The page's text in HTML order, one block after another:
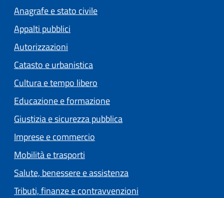
Anagrafe e stato civile
Appalti pubblici
Autorizzazioni
Catasto e urbanistica
Cultura e tempo libero
Educazione e formazione
Giustizia e sicurezza pubblica
Imprese e commercio
Mobilità e trasporti
Salute, benessere e assistenza
Tributi, finanze e contravvenzioni